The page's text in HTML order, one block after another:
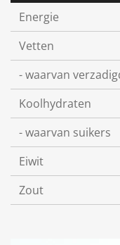
Energie
Vetten
- waarvan
Koolhydraten
- waarvan suikers
Eiwit
Zout